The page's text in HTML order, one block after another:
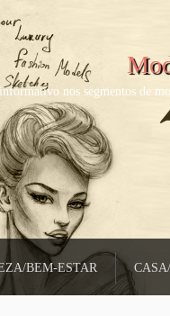
nos segmentos de
BEM-ESTAR